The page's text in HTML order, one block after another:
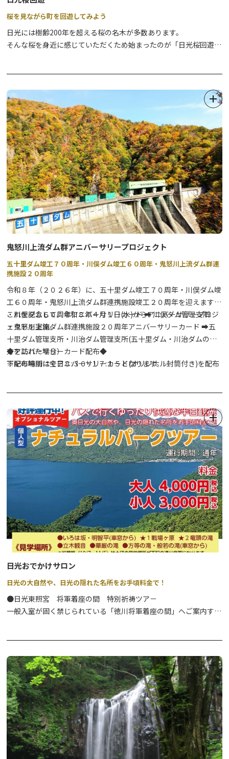
桜を見ながら町を回遊してみよう
日光には樹齢200年を超える桜の名木が多数あります。
そんな桜を身近に感じていただくため始まったのが「日光桜回遊」
※写真はイメージです。
※2026年の開催は、4月1日（水）～4月26日（日）までとなりま
す。
2026年 桜回遊のマップは以下をご確認ください。
＊2025年以前のパンフレットに掲載されていたお守り頒布、店
舗の情報などは各店舗等にご確認ください。
鬼怒川上流ダム群アニバーサリープロジェクト
五十里ダム竣工７０周年・川俣ダム竣工６０周年・鬼怒川上流ダム群連
携施設２０周年
令和８年（２０２６年）に、五十里ダム竣工７０周年・川俣ダム竣
工６０周年・鬼怒川上流ダム群連携施設竣工２０周年を迎えます。
これを記念して、令和８年４月１日(水)からアニバーサリープロジ
ェクトを実施。
◆アニバーサリーカード配布◆
下記の場所にてアニバーサリーカード(オリジナル封筒付き)を配布
所
・川俣ダム６０周年アニバーサリーカード ➡ 川俣ダム管理支所
・鬼怒川上流ダム群連携施設２０周年アニバーサリーカード ➡五
十里ダム管理支所・川治ダム管理支所(五十里ダム・川治ダムの両
方を訪れた場合）
※配布時間は全日８:３０~１７:１５となります。
※数に限りがございます。
◆ダムカードホルダー◆
スタンプラリーで４ダムすべてのスタンプを集めた方に、アニバー
※４ダムすべてのスタンプを集めた最後のダムで配布します。
※数に限りがございます。
日光おでかけサロン
日光の大自然や、日光の隠れた名所をお手頃料金で！
●日光東照宮 将軍着座の間 特別祈祷ツア－
一般入室が固く禁じられている「徳川将軍着座の間」へご案内する
●日光西町モ－ニング散歩
すがすがしい朝の時間帯に、地元ガイドと「歴史に包まれた町並
み」を見ながら散歩を楽しむツアーです。
⇒詳細はこちら
●歴史の山内朝のそぞろ歩き
少し早起きをして、歴史につつまれた日光山内を地元ガイドと共に
散歩するツアーです。